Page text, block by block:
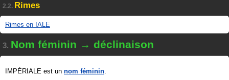
2.2. Rimes
Rimes en IALE
3. Nom féminin → déclinaison
IMPÉRIALE est un nom féminin.